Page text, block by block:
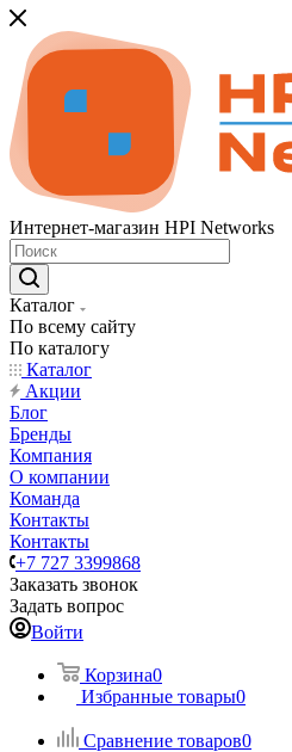
Интернет-магазин HPI Networks
Каталог
По всему сайту
По каталогу
Каталог
Акции
Блог
Бренды
Компания
О компании
Команда
Контакты
Контакты
+7 727 3399868
Заказать звонок
Задать вопрос
Войти
Корзина0
Избранные товары0
Сравнение товаров0